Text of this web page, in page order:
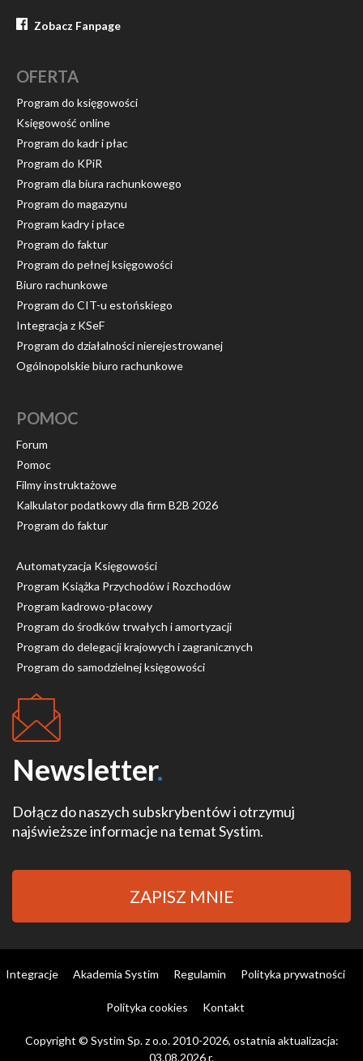
Zobacz Fanpage
OFERTA
Program do księgowości
Księgowość online
Program do kadr i płac
Program do KPiR
Program dla biura rachunkowego
Program do magazynu
Program kadry i płace
Program do faktur
Program do pełnej księgowości
Biuro rachunkowe
Program do CIT-u estońskiego
Integracja z KSeF
Program do działalności nierejestrowanej
Ogólnopolskie biuro rachunkowe
POMOC
Forum
Pomoc
Filmy instruktażowe
Kalkulator podatkowy dla firm B2B 2026
Program do faktur
Automatyzacja Księgowości
Program Książka Przychodów i Rozchodów
Program kadrowo-płacowy
Program do środków trwałych i amortyzacji
Program do delegacji krajowych i zagranicznych
Program do samodzielnej księgowości
Newsletter.
Dołącz do naszych subskrybentów i otrzymuj
najświeższe informacje na temat Systim.
ZAPISZ MNIE
Integracje Akademia Systim Regulamin Polityka prywatności
Polityka cookies Kontakt
Copyright © Systim Sp. z o.o. 2010-2026, ostatnia aktualizacja:
03.08.2026 r.